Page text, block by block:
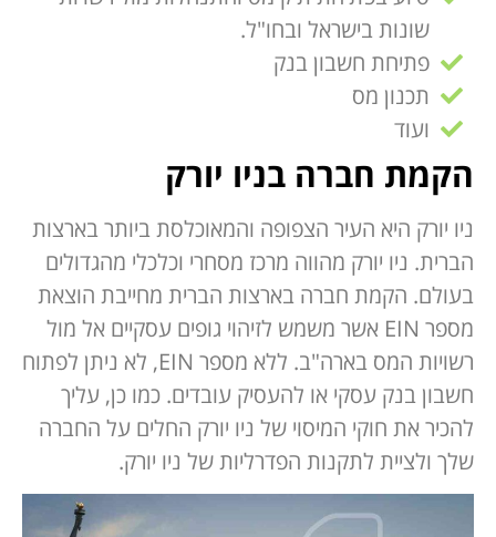
שונות בישראל ובחו"ל.
פתיחת חשבון בנק
תכנון מס
ועוד
הקמת חברה בניו יורק
ניו יורק היא העיר הצפופה והמאוכלסת ביותר בארצות
הברית. ניו יורק מהווה מרכז מסחרי וכלכלי מהגדולים
בעולם. הקמת חברה בארצות הברית מחייבת הוצאת
מספר EIN אשר משמש לזיהוי גופים עסקיים אל מול
רשויות המס בארה"ב. ללא מספר EIN, לא ניתן לפתוח
חשבון בנק עסקי או להעסיק עובדים. כמו כן, עליך
להכיר את חוקי המיסוי של ניו יורק החלים על החברה
שלך ולציית לתקנות הפדרליות של ניו יורק.